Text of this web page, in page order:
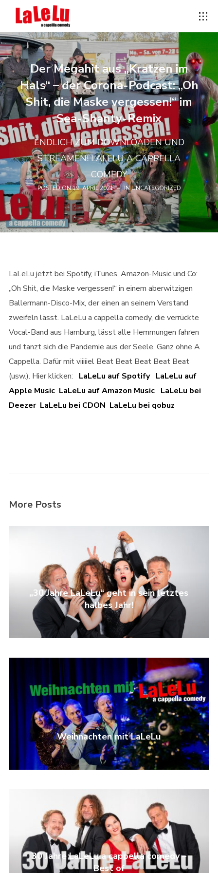
Der Megahit aus „Kratzen im
Hals“ – der Corona-Podcast: „Oh
Shit, die Maske vergessen!“ im
Sea-Shanty-Remix
ENDLICH ZUM DOWNLOADEN UND
STREAMEN! LALELU A CAPPELLA
COMEDY
POSTED ON19. APRIL 2021 INUNCATEGORIZED
LaLeLu jetzt bei Spotify, iTunes, Amazon-Music und Co:
„Oh Shit, die Maske vergessen!“ in einem aberwitzigen
Ballermann-Disco-Mix, der einen an seinem Verstand
zweifeln lässt. LaLeLu a cappella comedy, die verrückte
Vocal-Band aus Hamburg, lässt alle Hemmungen fahren
und tanzt sich die Pandemie aus der Seele. Ganz ohne A
Cappella. Dafür mit viiiiiel Beat Beat Beat Beat Beat
(usw.). Hier klicken: LaLeLu auf Spotify LaLeLu auf
Apple Music LaLeLu auf Amazon Music LaLeLu bei
Deezer LaLeLu bei CDON LaLeLu bei qobuz
More Posts
„30 Jahre LaLeLu“ geht in sein letztes
halbes Jahr!
Weihnachten mit LaLeLu
30 Jahre LaLeLu a cappella comedy –
Best of